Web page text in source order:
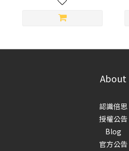
About
認識倍思
授權公告
Blog
官方公告